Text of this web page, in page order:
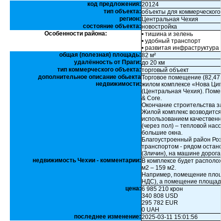
код предложения:20124
тип объекта:объекты для
регион: Центральная Чехия
состояние объекта:новостройка
Особенности района:
• тишина и зелень
• удобный транспорт
• развитая инфраструктура
общая (полезная) площадь:82 м²
удалённость от Праги:до 20 км
тип коммерческого объекта:торговый объект
дополнительное описание обьекта
недвижимости:
Торговое помещение
жилом комплексе «Нова
(Центральная Чехия).
& Core.
Окончание строительства
Жилой комплекс
использованием
(через пол) – тепловой
большие окна.
Благоустроенный район
транспортом - рядом
(Зличин), на машине
недвижимость Чехии - комментарии: В комплексе будет
м2 – 159 м2.
Например, помещение
НДС), а помещение
цена:6 985 210 крон
340 808 USD
295 782 EUR
0 UAH
последнее изменение:2025-03-11 15:01:56